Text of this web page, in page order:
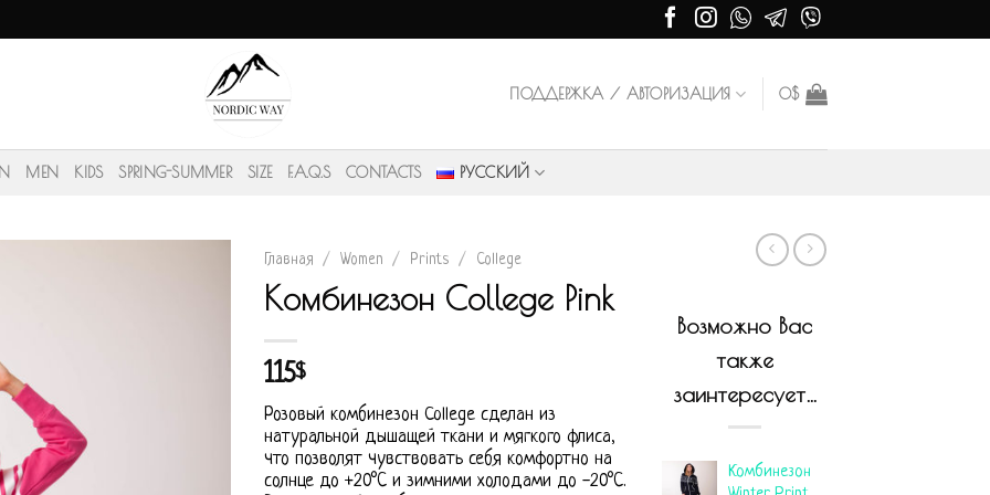
ПОДДЕРЖКА / АВТОРИЗАЦИЯ 0$
MEN KIDS SPRING-SUMMER SIZE F.A.Q.S CONTACTS РУССКИЙ
Главная / Women / Prints / College
Комбинезон College Pink
115$
Розовый комбинезон College сделан из
натуральной дышащей ткани и мягкого флиса,
что позволят чувствовать себя комфортно на
солнце до +20°С и зимними холодами до -20°С.
Возможно Вас
также
заинтересует…
Комбинезон